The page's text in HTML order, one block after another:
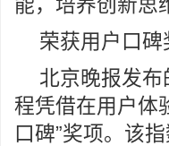
荣获用户口
北京晚报发布
程凭借在用户体
口碑”奖项。该